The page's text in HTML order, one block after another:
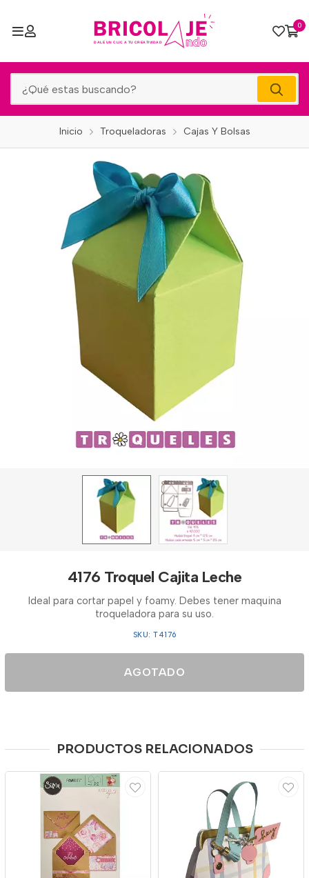
0
Inicio Troqueladoras Cajas Y Bolsas
4176 Troquel Cajita Leche
Ideal para cortar papel y foamy. Debes tener maquina
troqueladora para su uso.
SKU: T4176
AGOTADO
PRODUCTOS RELACIONADOS